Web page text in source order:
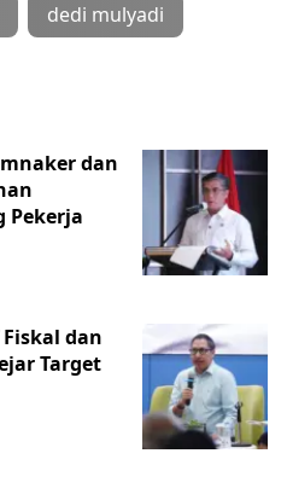
dedi mulyadi
dan
Pekerja
dan
Target